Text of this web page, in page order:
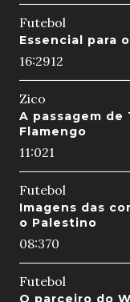
Futebol
Essencial para
16:2912
Zico
A passagem
Flamengo
11:021
Futebol
Imagens das
o Palestino
08:370
Futebol
O parceiro do